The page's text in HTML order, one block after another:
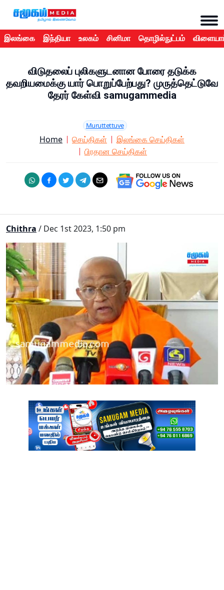
இலங்கை இந்தியா உலகம் சினிமா தொழில்நுட்பம்
விடுதலைப் புலிகளுடனான போரை தடுக்க
தவறியமைக்கு யார் பொறுப்பேற்பது? முருத்தெட்டுவே
தேரர் கேள்வி samugammedia
Muruttettuve
Home செய்திகள்
இலங்கை செய்திகள்
பிரதான செய்திகள்
Chithra / Dec 1st 2023, 1:50 pm